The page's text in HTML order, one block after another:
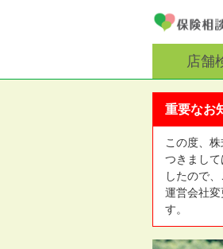
店舗
重要なお
この度、株
つきまし
したので
運営会社
す。